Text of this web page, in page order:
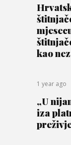
kao
1 year ago
„U
iza